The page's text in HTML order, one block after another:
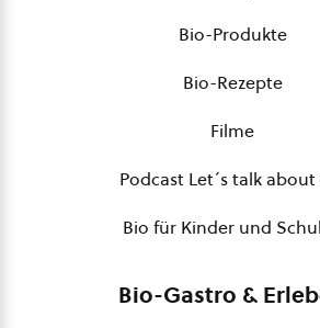
Bio-Produkte
Bio-Rezepte
Filme
Podcast Let´s talk about
Bio für Kinder und
Bio-Gastro &